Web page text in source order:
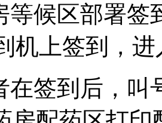
等候区部署
机上签到，
在签到后，